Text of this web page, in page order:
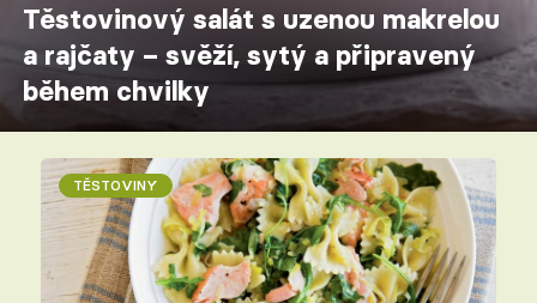
Těstovinový salát s uzenou makrelou
a rajčaty – svěží, sytý a připravený
během chvilky
TĚSTOVINY